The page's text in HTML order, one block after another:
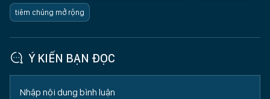
tiêm chủng mở rộng
Ý KIẾN BẠN ĐỌC